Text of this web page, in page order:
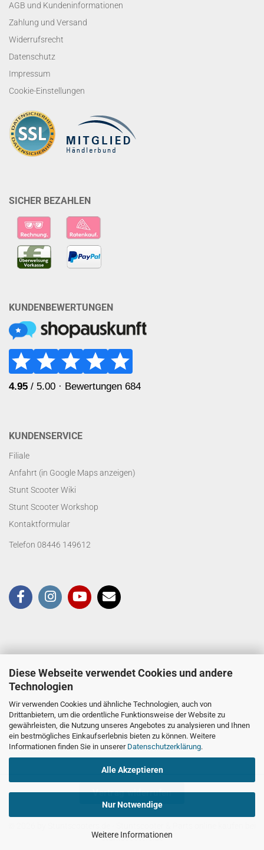
Diese Webseite verwendet Cookies und andere
Technologien
Wir verwenden Cookies und ähnliche Technologien, auch von
Drittanbietern, um die ordentliche Funktionsweise der Website zu
gewährleisten, die Nutzung unseres Angebotes zu analysieren und Ihnen
ein bestmögliches Einkaufserlebnis bieten zu können. Weitere
Informationen finden Sie in unserer Datenschutzerklärung.
Alle Akzeptieren
Nur Notwendige
Weitere Informationen
AGB und Kundeninformationen
Zahlung und Versand
Widerrufsrecht
Datenschutz
Impressum
Cookie-Einstellungen
SICHER BEZAHLEN
KUNDENBEWERTUNGEN
KUNDENSERVICE
Filiale
Anfahrt (in Google Maps anzeigen)
Stunt Scooter Wiki
Stunt Scooter Workshop
Kontaktformular
Telefon 08446 149612
Vertrag widerrufen
Stuntscooters.de